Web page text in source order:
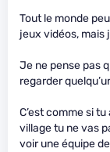
Tout le monde
jeux vidéos, mais
Je ne pense pas
regarder
C’est comme si
village tu ne vas
voir une équipe